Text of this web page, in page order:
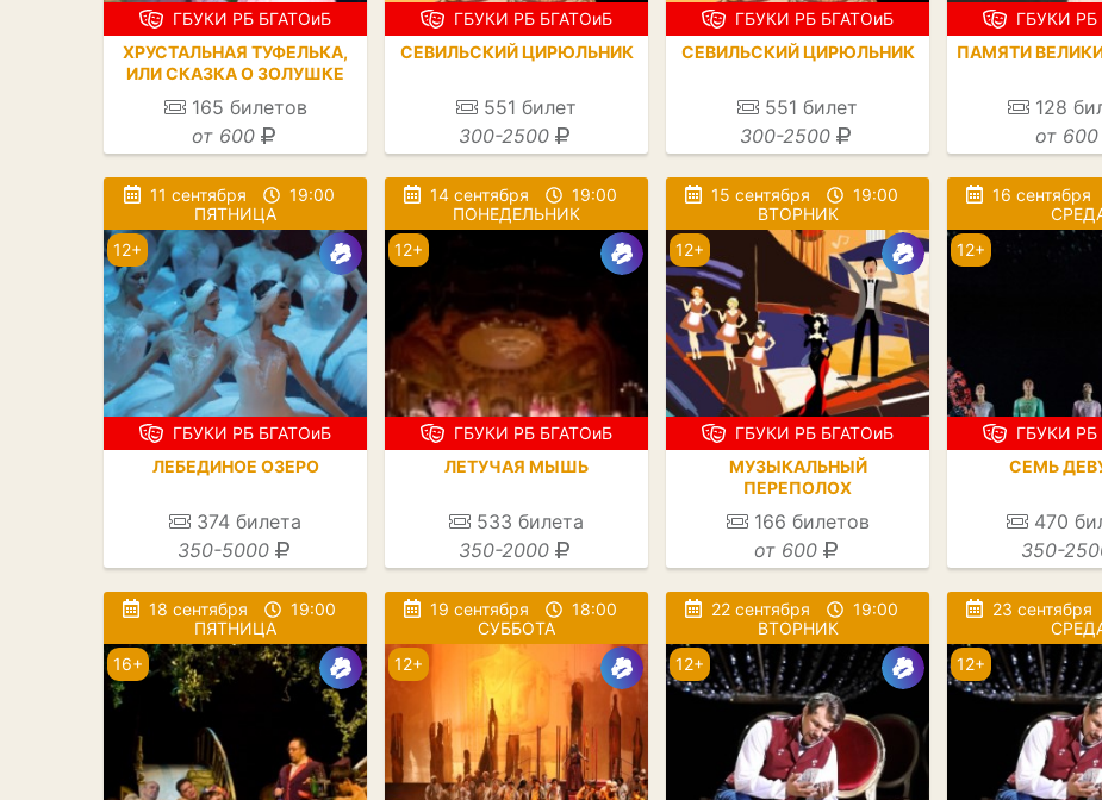
ГБУКИ РБ БГАТОиБ
ХРУСТАЛЬНАЯ ТУФЕЛЬКА,
ИЛИ СКАЗКА О ЗОЛУШКЕ
165 билетов
от 600
ГБУКИ РБ БГАТОиБ
СЕВИЛЬСКИЙ ЦИРЮЛЬНИК
551 билет
300-2500
ГБУКИ РБ БГАТОиБ
СЕВИЛЬСКИЙ ЦИРЮЛЬНИК
551 билет
300-2500
ГБУКИ РБ
ПАМЯТИ
128
от 600
11 сентября
19:00
ПЯТНИЦА
12+
ГБУКИ РБ БГАТОиБ
ЛЕБЕДИНОЕ ОЗЕРО
374 билета
350-5000
14 сентября
19:00
ПОНЕДЕЛЬНИК
12+
ГБУКИ РБ БГАТОиБ
ЛЕТУЧАЯ МЫШЬ
533 билета
350-2000
15 сентября
19:00
ВТОРНИК
12+
ГБУКИ РБ БГАТОиБ
МУЗЫКАЛЬНЫЙ
ПЕРЕПОЛОХ
166 билетов
от 600
16 сентября
12+
ГБУКИ РБ
СЕМЬ
470
350-
18 сентября
19:00
ПЯТНИЦА
16+
19 сентября
18:00
СУББОТА
12+
22 сентября
19:00
ВТОРНИК
12+
23 сентября
12+